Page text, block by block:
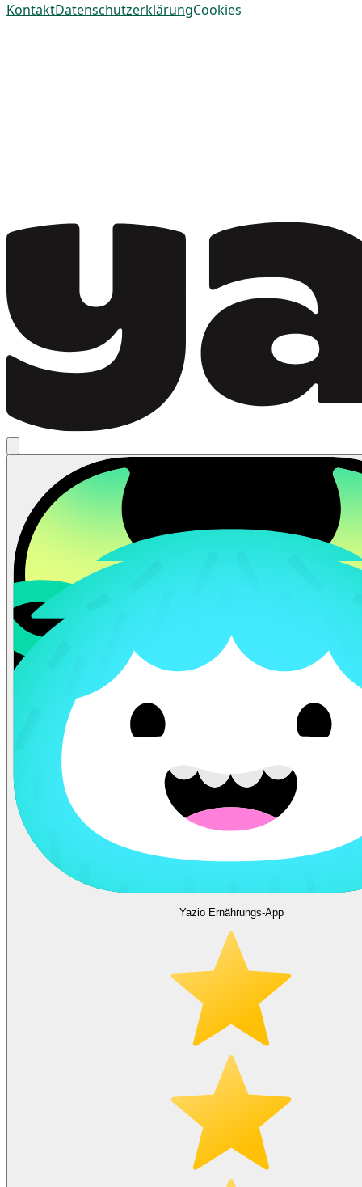
KontaktDatenschutzerklärungCookies
Yazio Ernährungs-App